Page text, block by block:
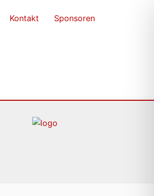
Kontakt Sponsoren